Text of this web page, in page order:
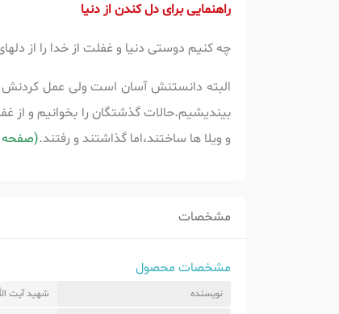
راهنمایی برای دل کندن از دنیا
چه کنیم دوستی دنیا و غفلت از خدا را از
البته دانستنش آسان است ولی عمل کردنش
بیندیشیم.حالات گذشتگان را بخوانیم و از
و ویلا ها ساختند،اما گذاشتند و رفتند.(صفحه 66)
مشخصات
مشخصات محصول
نویسنده شهید آیت